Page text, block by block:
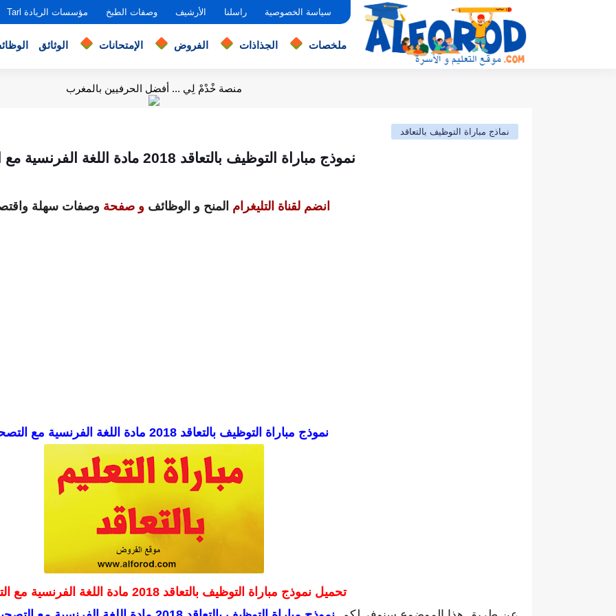
سياسة الخصوصية راسلنا الأرشيف وصفات الطبخ مؤسسات الريادة Tarl
ملخصات الجذاذات الفروض الإمتحانات الوثائق
منصة خْدْمْ لِي ... أفضل الحرفيين بالمغرب
نماذج مباراة التوظيف بالتعاقد
نموذج مباراة التوظيف بالتعاقد 2018 مادة اللغة الفرنسية مع التصحيح
انضم لقناة التليغرام المنح و الوظائف و صفحة وصفات سهلة
نموذج مباراة التوظيف بالتعاقد 2018 مادة اللغة الفرنسية مع التصحيح
تحميلنموذج مباراة التوظيف بالتعاقد 2018 مادة اللغة الفرنسية مع التصحيح